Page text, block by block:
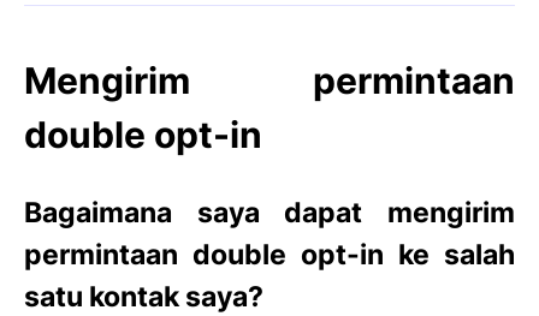
Mengirim permintaan
double opt-in
Bagaimana saya dapat mengirim
permintaan double opt-in ke salah
satu kontak saya?